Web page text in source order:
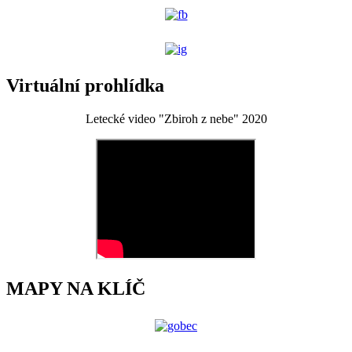
Virtuální prohlídka
Letecké video "Zbiroh z nebe" 2020
MAPY NA KLÍČ